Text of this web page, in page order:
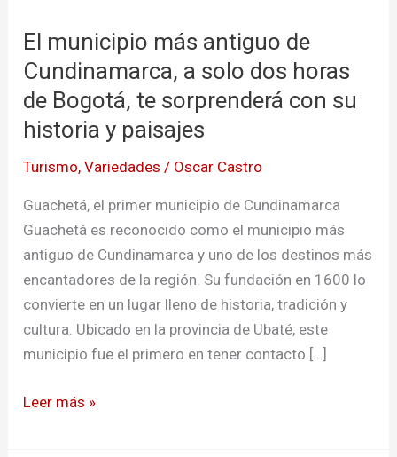
El municipio más antiguo de
Cundinamarca, a solo dos horas
de Bogotá, te sorprenderá con su
historia y paisajes
Turismo,Variedades / Oscar Castro
Guachetá, el primer municipio de Cundinamarca
Guachetá es reconocido como el municipio más
antiguo de Cundinamarca y uno de los destinos más
encantadores de la región. Su fundación en 1600 lo
convierte en un lugar lleno de historia, tradición y
cultura. Ubicado en la provincia de Ubaté, este
municipio fue el primero en tener contacto […]
más
antiguo
de
Cundinamarca,
a
solo
horas
de
Bogotá,
te
sorprenderá
con
su
Leer más »